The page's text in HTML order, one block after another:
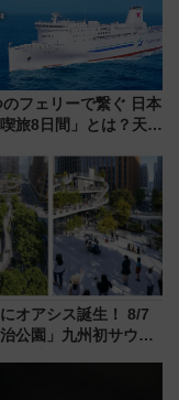
のフェリーで繋ぐ 日本
旅8日間」とは？天橋
限定グルメを網羅！煩
も不要でお手軽に楽
ンが登場
オアシス誕生！ 8/7
公園」九州初サウナ